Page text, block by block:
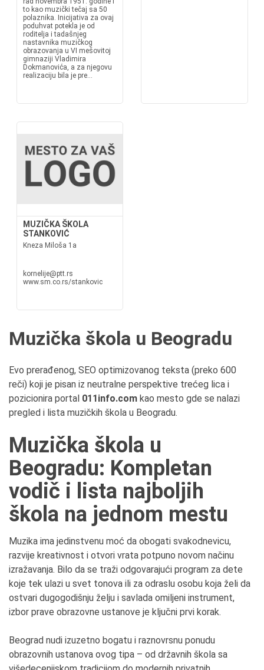
to kao muzički tečaj sa 50
polaznika. Inicijativa za ovaj
poduhvat potekla je od
roditelja i tadašnjeg
nastavnika muzičkog
obrazovanja u VI mešovitoj
gimnaziji Vladimira
Dokmanovića, a za njegovu
realizaciju bila je pre...
MUZIČKA ŠKOLA
STANKOVIĆ
Kneza Miloša 1a
kornelije@ptt.rs
www.sm.co.rs/stankovic
Muzička škola u Beogradu
Evo prerađenog, SEO optimizovanog teksta (preko 600
reči) koji je pisan iz neutralne perspektive trećeg lica i
pozicionira portal 011info.com kao mesto gde se nalazi
pregled i lista muzičkih škola u Beogradu.
Muzička škola u
Beogradu: Kompletan
vodič i lista najboljih
škola na jednom mestu
Muzika ima jedinstvenu moć da obogati svakodnevicu,
razvije kreativnost i otvori vrata potpuno novom načinu
izražavanja. Bilo da se traži odgovarajući program za dete
koje tek ulazi u svet tonova ili za odraslu osobu koja želi da
ostvari dugogodišnju želju i savlada omiljeni instrument,
izbor prave obrazovne ustanove je ključni prvi korak.
Beograd nudi izuzetno bogatu i raznovrsnu ponudu
obrazovnih ustanova ovog tipa – od državnih škola sa